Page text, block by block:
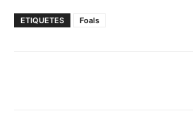
ETIQUETES Foals